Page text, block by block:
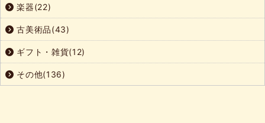
楽器(22)
古美術品(43)
ギフト・雑貨(12)
その他(136)